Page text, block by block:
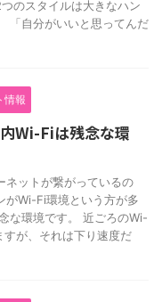
のスタイルは大きなハン
「自分がいいと思ってんだ
情報
Wi-Fiは残念な環
ネットが繋がっているの
がWi-Fi環境という方が多
な環境です。 近ごろのWi-
が、それは下り速度だ